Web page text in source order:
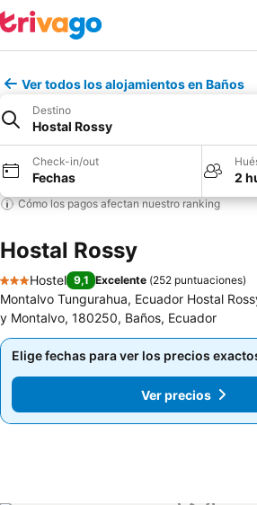
Ver todos los alojamientos en Baños
Destino
Hostal Rossy
Check-in/out
Fechas 2
Cómo los pagos afectan nuestro ranking
Hostal Rossy
3 Estrellas
Hostel 9,1 Excelente (252 puntuaciones)
Montalvo Tungurahua, Ecuador Hostal
y Montalvo, 180250, Baños, Ecuador
Elige fechas para ver los precios
Ver precios
Elige fechas para ver los precios
Ver precios